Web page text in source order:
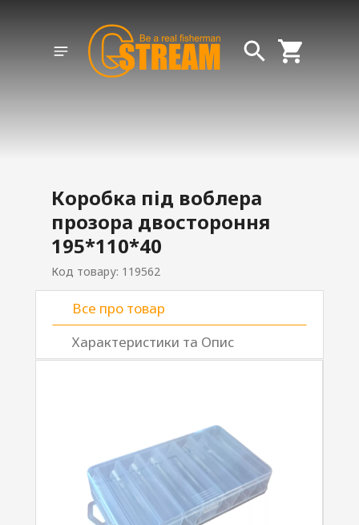
Коробка під воблера
прозора двостороння
195*110*40
Код товару: 119562
Все про товар
Характеристики та Опис